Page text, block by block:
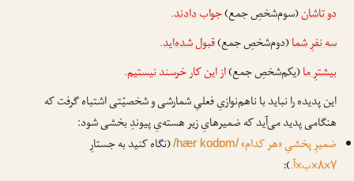
دو تاشان(سوم‌شخصِ جمع)جوابدادند.
سه نفرِ شما(دوم‌شخصِ جمع)قبولشده‌اید.
بیشترِ ما(یکم‌شخصِ جمع)از این کار خرسندنیستیم.
این پدیده را نباید با ناهم‌نوازیِ فعلیِ شمارشی و شخصیّتی اشتباه گرفت که
هنگامی پدید می‌آید که ضمیرهایِ زیر هسته‌یِ پیوندِ بخشی شود:
ضمیرِ پخشیِ «هر کدام»/hær kodɒm/(نگاه کنید به جستارِ
۷×۸×ب×آ.
):